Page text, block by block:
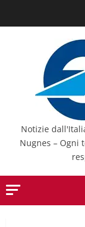
al
Notizie
Nugnes – Ogni